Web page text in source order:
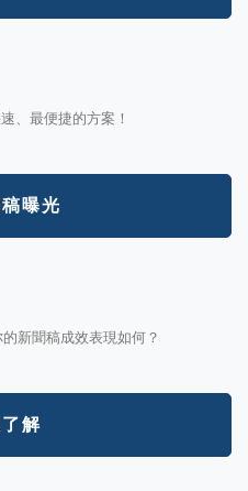
、最便捷的方案！
曝光
新聞稿成效表現如何？
解